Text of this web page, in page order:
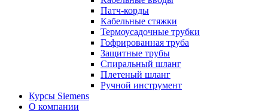
Патч-корды
Кабельные стяжки
Термоусадочные трубки
Гофрированная труба
Защитные трубы
Спиральный шланг
Плетеный шланг
Ручной инструмент
Курсы Siemens
О компании